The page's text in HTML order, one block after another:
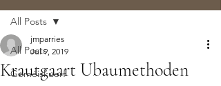
All Posts
Geméiskuerf
All Posts
Krautgaart Ubaumethoden
jmparries
Jul 9, 2019